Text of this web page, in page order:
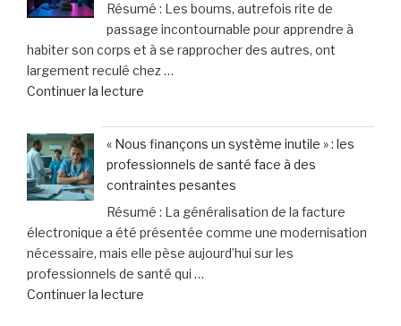
quotidien »
40
%
des
appels
domestique,
un
cri
d’alarme
des
Résumé : Les boums, autrefois rite de
passage incontournable pour apprendre à
habiter son corps et à se rapprocher des autres, ont
largement reculé chez …
Continuer la lecture
génération
figée
?
Pourquoi
les
ados
d’aujourd’hui
désertent
« Nous finançons un système inutile » : les
professionnels de santé face à des
contraintes pesantes
Résumé : La généralisation de la facture
électronique a été présentée comme une modernisation
nécessaire, mais elle pèse aujourd’hui sur les
professionnels de santé qui …
Continuer la lecture